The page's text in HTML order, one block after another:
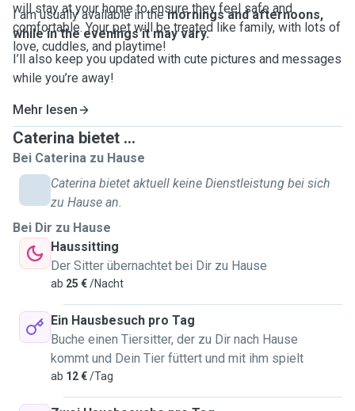
will stay at your home to ensure they feel safe and
comfortable. Your pet will be treated like family, with lots of
love, cuddles, and playtime!
I am usually available in themornings and afternoons,
while in the evenings it may vary.
I’ll also keep you updated with cute pictures and messages
while you’re away!
Mehr lesen
Caterina bietet ...
Bei Caterina zu Hause
Caterina bietet aktuell keine Dienstleistung bei sich
zu Hause an.
Bei Dir zu Hause
Haussitting
Der Sitter übernachtet bei Dir zu Hause
ab 25 €/Nacht
Ein Hausbesuch pro Tag
Buche einen Tiersitter, der zu Dir nach Hause
kommt und Dein Tier füttert und mit ihm spielt
ab 12 €/Tag